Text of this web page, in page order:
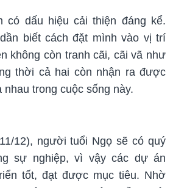
có dấu hiệu cải thiện đáng kể.
biết cách đặt mình vào vị trí
không còn tranh cãi, cãi vã như
thời cả hai còn nhận ra được
nhau trong cuộc sống này.
12), người tuổi Ngọ sẽ có quý
sự nghiệp, vì vậy các dự án
tốt, đạt được mục tiêu. Nhờ